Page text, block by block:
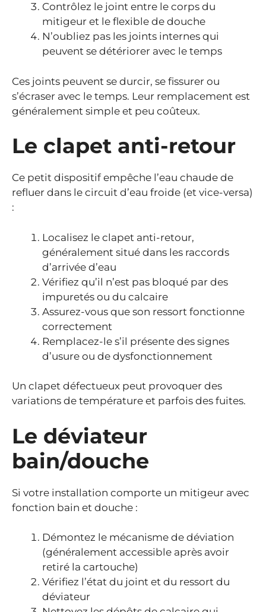
Contrôlez le joint entre le corps du
mitigeur et le flexible de douche
N’oubliez pas les joints internes qui
peuvent se détériorer avec le temps
Ces joints peuvent se durcir, se fissurer ou
s’écraser avec le temps. Leur remplacement est
généralement simple et peu coûteux.
Le clapet anti-retour
Ce petit dispositif empêche l’eau chaude de
refluer dans le circuit d’eau froide (et vice-versa)
:
Localisez le clapet anti-retour,
généralement situé dans les raccords
d’arrivée d’eau
Vérifiez qu’il n’est pas bloqué par des
impuretés ou du calcaire
Assurez-vous que son ressort fonctionne
correctement
Remplacez-le s’il présente des signes
d’usure ou de dysfonctionnement
Un clapet défectueux peut provoquer des
variations de température et parfois des fuites.
Le déviateur
bain/douche
Si votre installation comporte un mitigeur avec
fonction bain et douche :
Démontez le mécanisme de déviation
(généralement accessible après avoir
retiré la cartouche)
Vérifiez l’état du joint et du ressort du
déviateur